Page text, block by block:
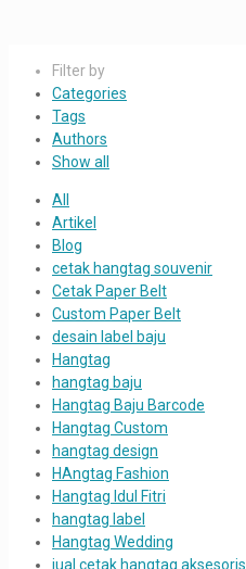
Filter by
Categories
Tags
Authors
Show all
All
Artikel
Blog
cetak hangtag souvenir
Cetak Paper Belt
Custom Paper Belt
desain label baju
Hangtag
hangtag baju
Hangtag Baju Barcode
Hangtag Custom
hangtag design
HAngtag Fashion
Hangtag Idul Fitri
hangtag label
Hangtag Wedding
jual cetak hangtag aksesoris